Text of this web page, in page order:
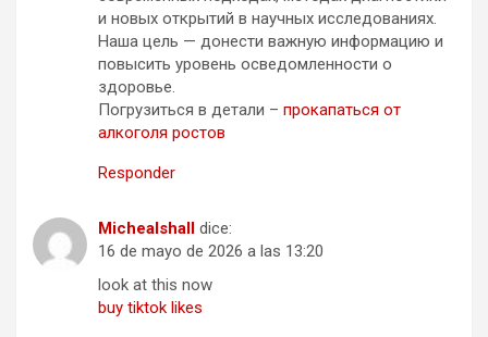
и новых открытий в научных исследованиях.
Наша цель — донести важную информацию и
повысить уровень осведомленности о
здоровье.
Погрузиться в детали – прокапаться от
алкоголя ростов
Responder
Michealshall
dice:
16 de mayo de 2026 a las 13:20
look at this now
buy tiktok likes